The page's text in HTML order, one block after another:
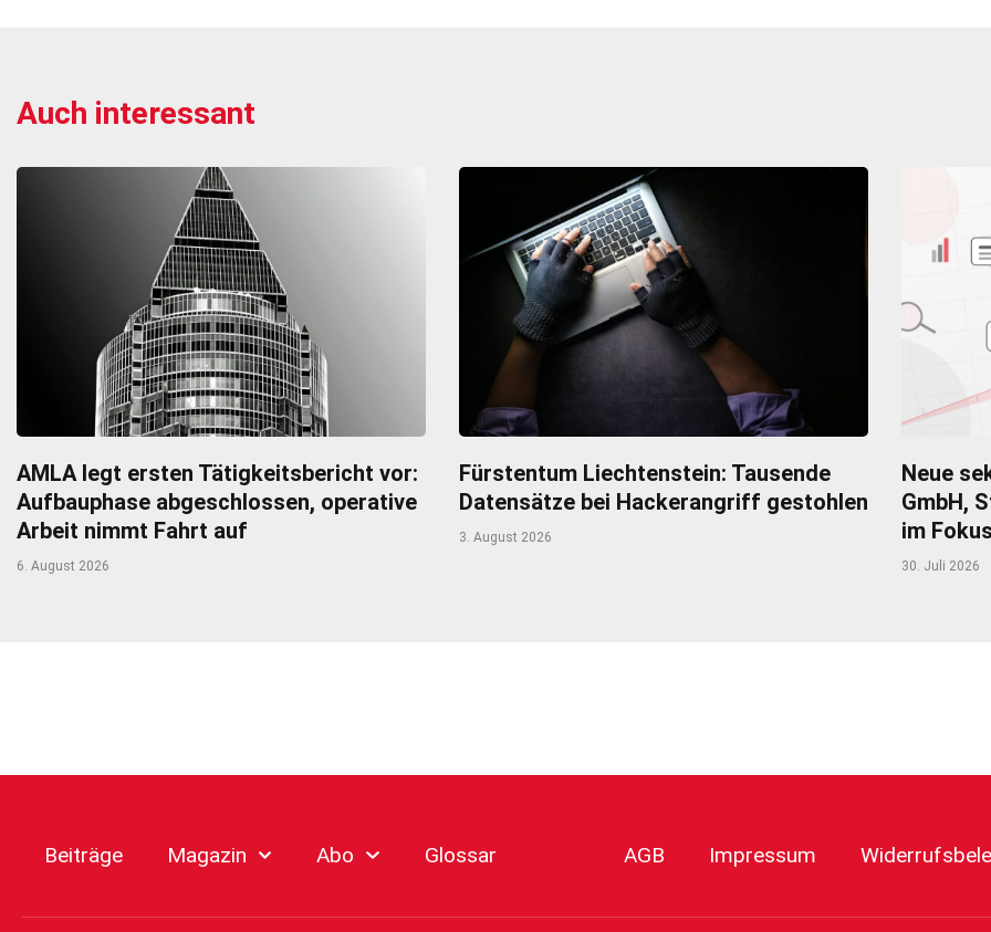
Auch interessant
AMLA legt ersten Tätigkeitsbericht vor:
Aufbauphase abgeschlossen, operative
Arbeit nimmt Fahrt auf
6. August 2026
Fürstentum Liechtenstein: Tausende
Datensätze bei Hackerangriff gestohlen
3. August 2026
Neue
GmbH,
im
30. Juli 2026
Beiträge Magazin Abo Glossar AGB Impressum